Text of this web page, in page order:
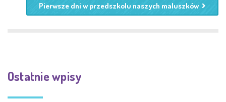
Pierwsze dni w przedszkolu naszych maluszków
Ostatnie wpisy